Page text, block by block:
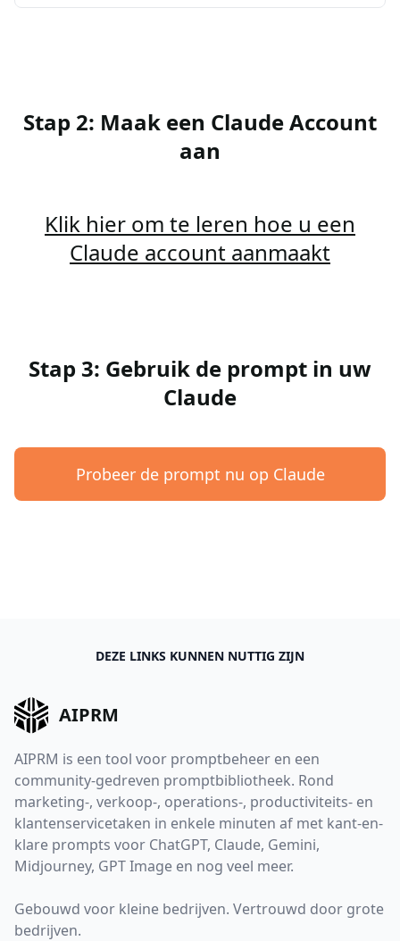
Stap 2: Maak een Claude Account
aan
Klik hier om te leren hoe u een
Claude account aanmaakt
Stap 3: Gebruik de prompt in uw
Claude
Probeer de prompt nu op Claude
DEZE LINKS KUNNEN NUTTIG ZIJN
AIPRM
AIPRM is een tool voor promptbeheer en een
community-gedreven promptbibliotheek. Rond
marketing-, verkoop-, operations-, productiviteits- en
klantenservicetaken in enkele minuten af met kant-en-
klare prompts voor ChatGPT, Claude, Gemini,
Midjourney, GPT Image en nog veel meer.
Gebouwd voor kleine bedrijven. Vertrouwd door grote
bedrijven.